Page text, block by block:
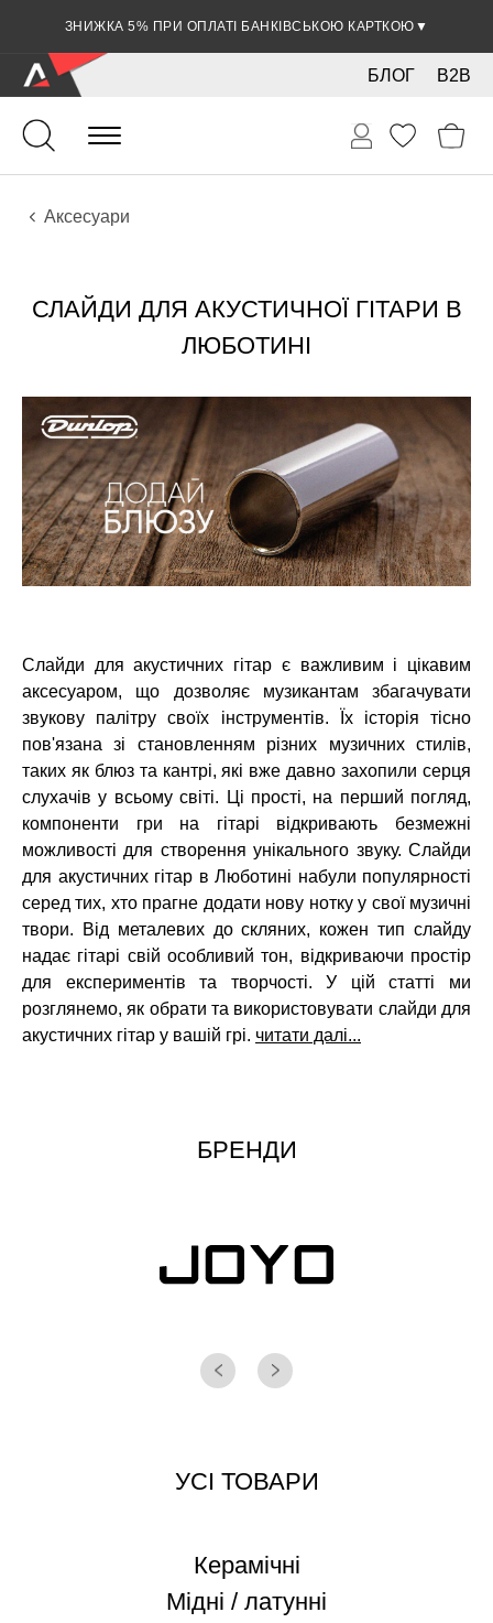
ЗНИЖКА 5% ПРИ ОПЛАТІ БАНКІВСЬКОЮ КАРТКОЮ ▼
B2B
БЛОГ
Гітари
Акустичні інструменти
Аксесуари
СЛАЙДИ ДЛЯ АКУСТИЧНОЇ ГІТАРИ В
ЛЮБОТИНІ
Слайди для акустичних гітар є важливим і цікавим
аксесуаром, що дозволяє музикантам збагачувати
звукову палітру своїх інструментів. Їх історія тісно
пов'язана зі становленням різних музичних стилів,
таких як блюз та кантрі, які вже давно захопили серця
слухачів у всьому світі. Ці прості, на перший погляд,
компоненти гри на гітарі відкривають безмежні
можливості для створення унікального звуку. Слайди
для акустичних гітар в Люботині набули популярності
серед тих, хто прагне додати нову нотку у свої музичні
твори. Від металевих до скляних, кожен тип слайду
надає гітарі свій особливий тон, відкриваючи простір
для експериментів та творчості. У цій статті ми
розглянемо, як обрати та використовувати слайди для
акустичних гітар у вашій грі. читати далі...
БРЕНДИ
УСІ ТОВАРИ
Керамічні
Мідні / латунні